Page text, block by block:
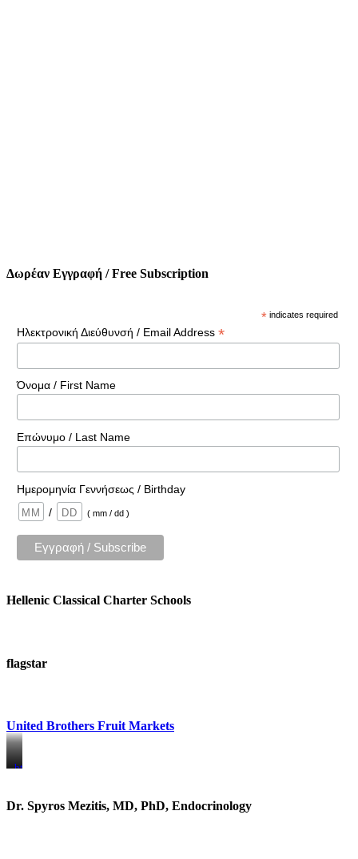
Δωρέαν Εγγραφή / Free Subscription
* indicates required
Ηλεκτρονική Διεύθυνσή / Email Address *
Όνομα / First Name
Επώνυμο / Last Name
Ημερομηνία Γεννήσεως / Birthday
/
( mm / dd )
Hellenic Classical Charter Schools
flagstar
United Brothers Fruit Markets
https://www.unitedbrothersfruitmarkets.com/
https://www.unitedbrothersfruitmarkets.com/
Dr. Spyros Mezitis, MD, PhD, Endocrinology